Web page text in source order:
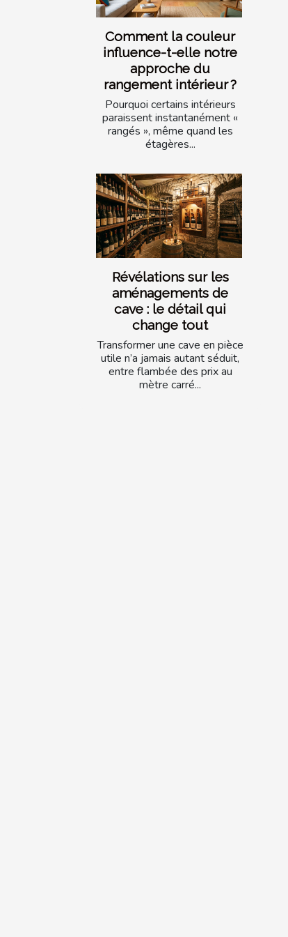
Comment la couleur
influence-t-elle notre
approche du
rangement intérieur ?
Pourquoi certains intérieurs
paraissent instantanément «
rangés », même quand les
étagères...
Révélations sur les
aménagements de
cave : le détail qui
change tout
Transformer une cave en pièce
utile n’a jamais autant séduit,
entre flambée des prix au
mètre carré...